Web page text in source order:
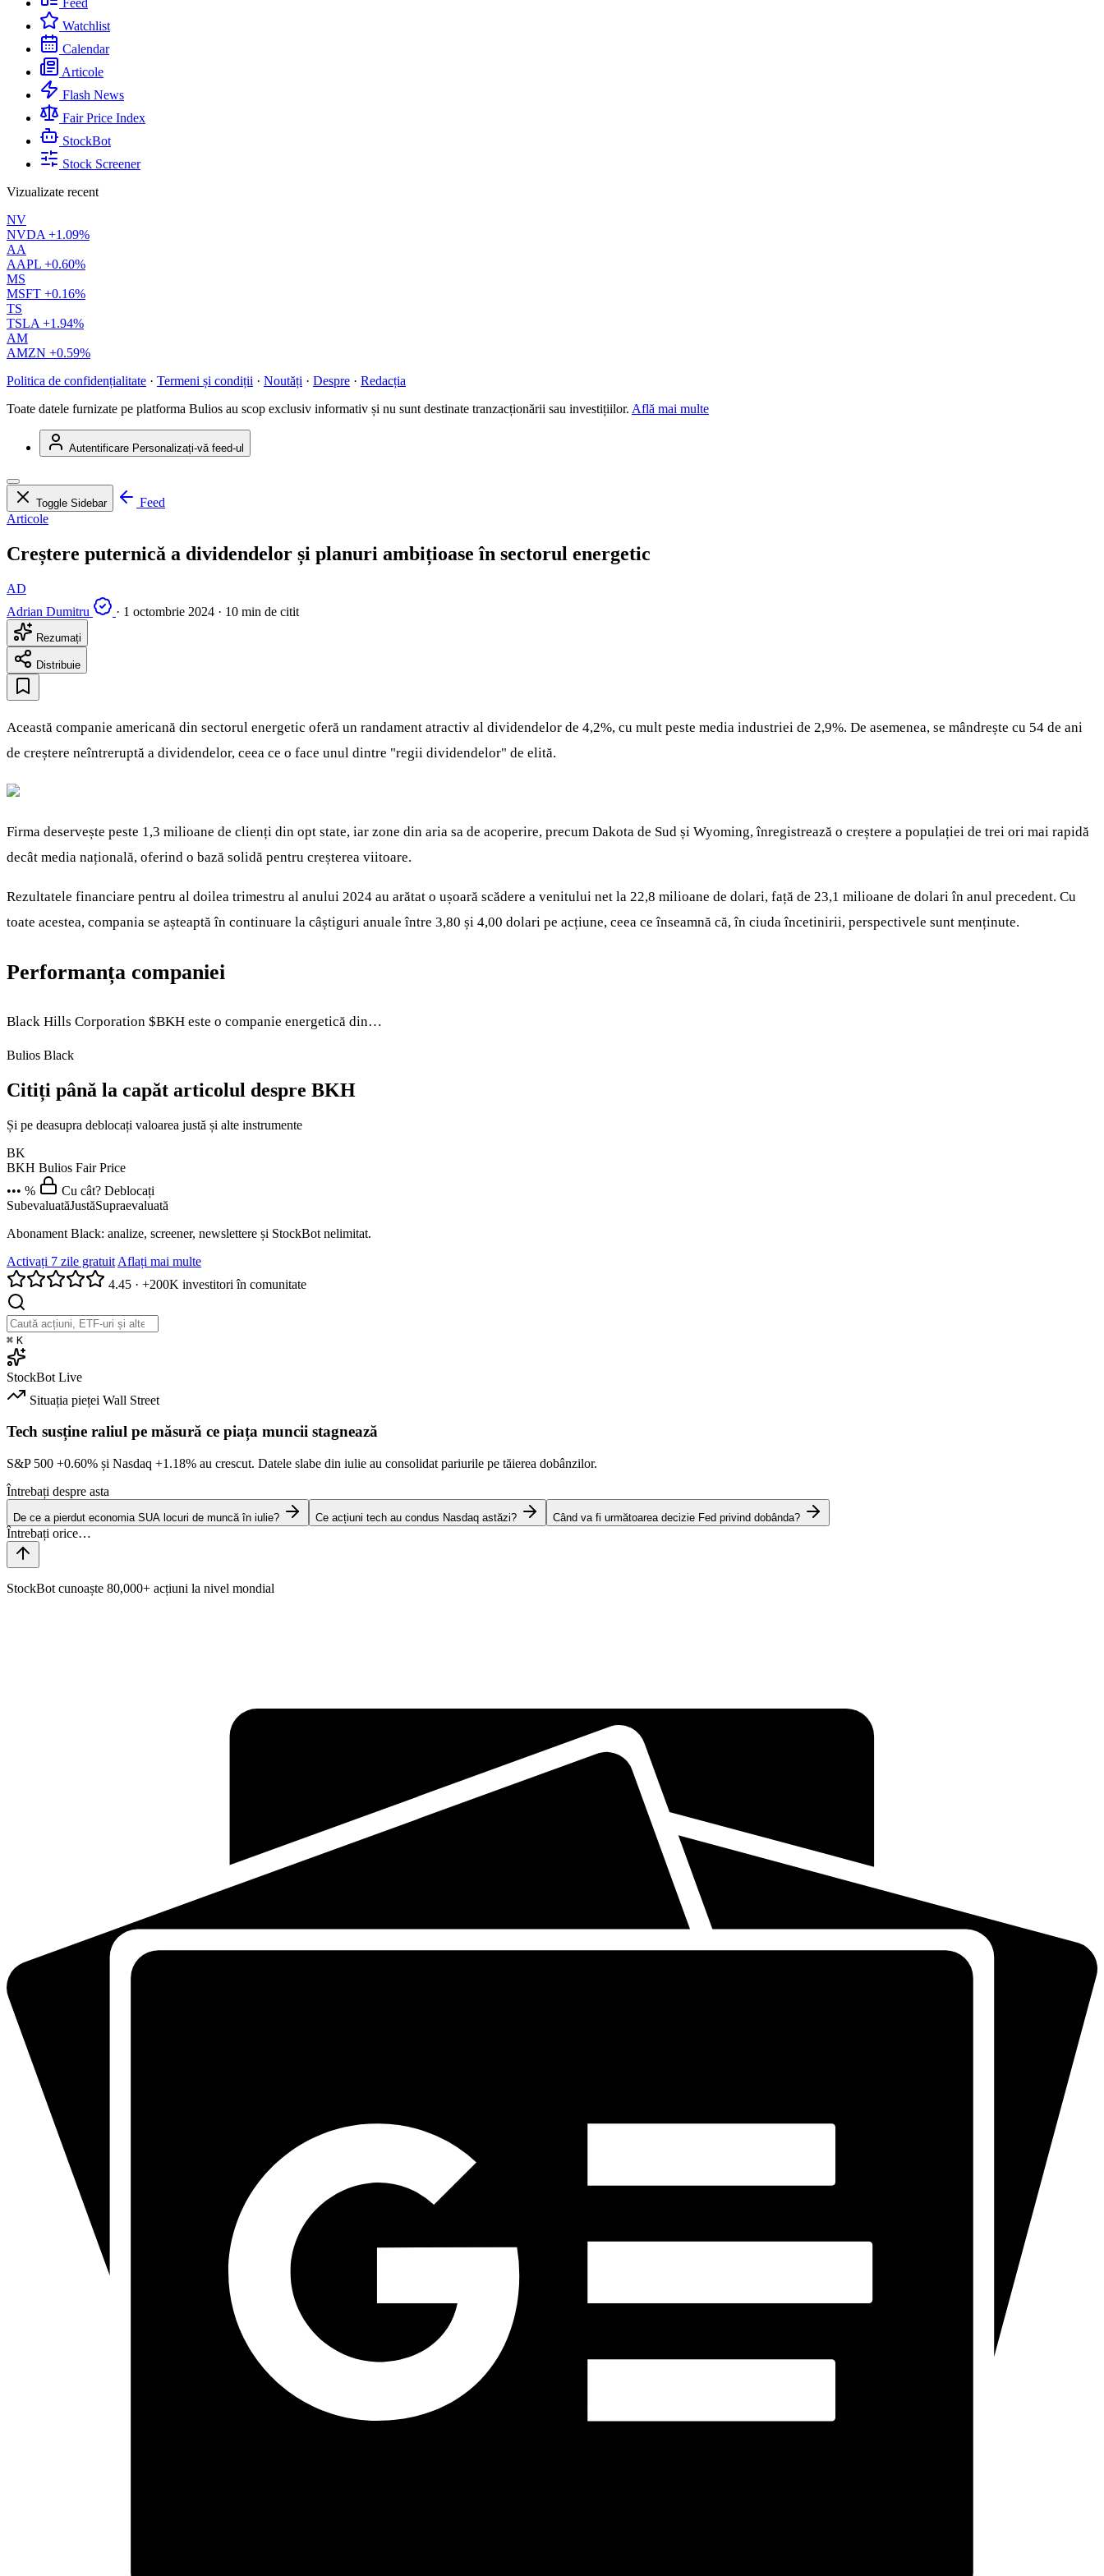
Feed
Watchlist
Calendar
Articole
Flash News
Fair Price Index
StockBot
Stock Screener
Vizualizate recent
NV
NVDA +1.09%
AA
AAPL +0.60%
MS
MSFT +0.16%
TS
TSLA +1.94%
AM
AMZN +0.59%
Politica de confidențialitate · Termeni și condiții · Noutăți · Despre · Redacția
Toate datele furnizate pe platforma Bulios au scop exclusiv informativ și nu sunt destinate tranzacționării sau investițiilor. Află mai multe
Autentificare Personalizați-vă feed-ul
Toggle Sidebar
Feed
Articole
Creștere puternică a dividendelor și planuri ambițioase în sectorul energetic
AD
Adrian Dumitru
· 1 octombrie 2024 · 10 min de citit
Rezumați
Distribuie
Această companie americană din sectorul energetic oferă un randament atractiv al dividendelor de 4,2%, cu mult peste media industriei de 2,9%. De asemenea, se mândrește cu 54 de ani
de creștere neîntreruptă a dividendelor, ceea ce o face unul dintre "regii dividendelor" de elită.
Firma deservește peste 1,3 milioane de clienți din opt state, iar zone din aria sa de acoperire, precum Dakota de Sud și Wyoming, înregistrează o creștere a populației de trei ori mai rapidă
decât media națională, oferind o bază solidă pentru creșterea viitoare.
Rezultatele financiare pentru al doilea trimestru al anului 2024 au arătat o ușoară scădere a venitului net la 22,8 milioane de dolari, față de 23,1 milioane de dolari în anul precedent. Cu
toate acestea, compania se așteaptă în continuare la câștiguri anuale între 3,80 și 4,00 dolari pe acțiune, ceea ce înseamnă că, în ciuda încetinirii, perspectivele sunt menținute.
Performanța companiei
Black Hills Corporation $BKH este o companie energetică din…
Bulios Black
Citiți până la capăt articolul despre BKH
Și pe deasupra deblocați valoarea justă și alte instrumente
BK
BKH Bulios Fair Price
••• %
Cu cât? Deblocați
SubevaluatăJustăSupraevaluată
Abonament Black: analize, screener, newslettere și StockBot nelimitat.
Activați 7 zile gratuit Aflați mai multe
4.45 · +200K investitori în comunitate
⌘ K
StockBot Live
Situația pieței Wall Street
Tech susține raliul pe măsură ce piața muncii stagnează
S&P 500 +0.60% și Nasdaq +1.18% au crescut. Datele slabe din iulie au consolidat pariurile pe tăierea dobânzilor.
Întrebați despre asta
De ce a pierdut economia SUA locuri de muncă în iulie? Ce acțiuni tech au condus Nasdaq astăzi? Când va fi următoarea decizie Fed privind dobânda?
StockBot cunoaște 80,000+ acțiuni la nivel mondial